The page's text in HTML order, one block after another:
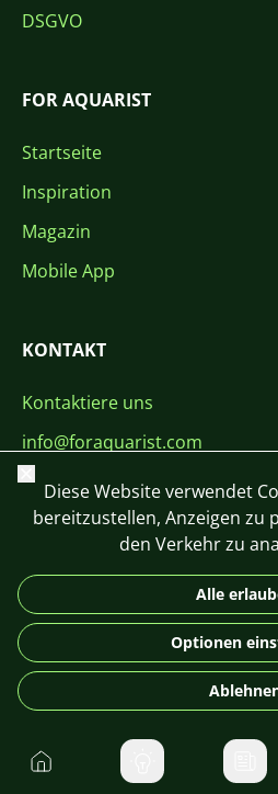
DSGVO
FOR AQUARIST
Startseite
Inspiration
Magazin
Mobile App
KONTAKT
Kontaktiere uns
info@foraquarist.com
+420 603 449 602
Startseite
Schließen
Diese Website verwendet
bereitzustellen, Anzeigen zu
den Verkehr zu
Alle
Optionen